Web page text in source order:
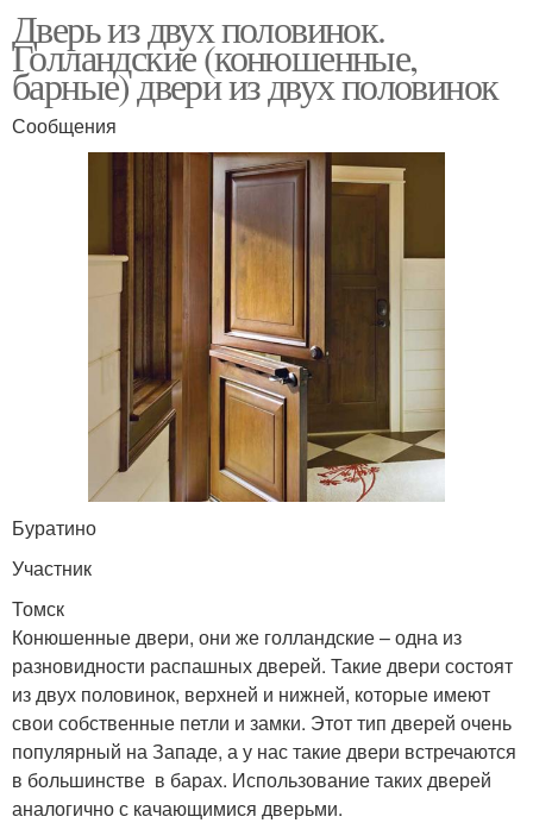
Дверь из двух половинок.
Голландские (конюшенные,
барные) двери из двух половинок
Сообщения
Буратино
Участник
Томск
Конюшенные двери, они же голландские – одна из
разновидности распашных дверей. Такие двери состоят
из двух половинок, верхней и нижней, которые имеют
свои собственные петли и замки. Этот тип дверей очень
популярный на Западе, а у нас такие двери встречаются
в большинстве в барах. Использование таких дверей
аналогично с качающимися дверьми.